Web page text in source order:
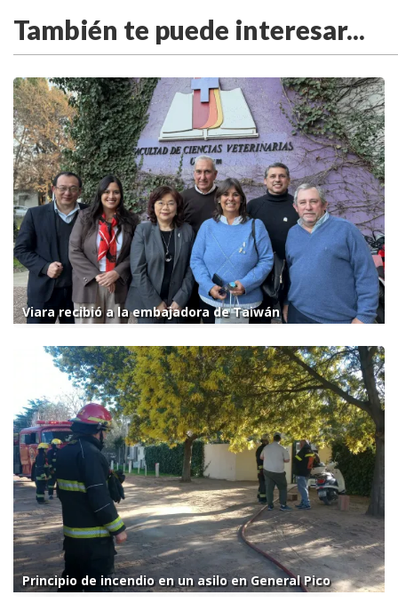
También te puede interesar...
Viara recibió a la embajadora de Taiwán
Principio de incendio en un asilo en General Pico